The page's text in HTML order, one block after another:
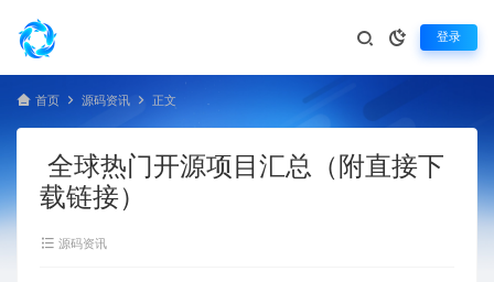
登录
首页 源码资讯 正文
全球热门开源项目汇总（附直接下
载链接）
源码资讯